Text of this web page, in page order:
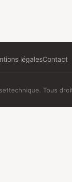
légalesContact
Tous